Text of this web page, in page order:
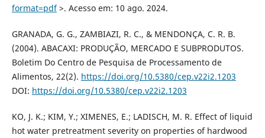
format=pdf>. Acesso em: 10 ago. 2024.
GRANADA, G. G., ZAMBIAZI, R. C., & MENDONÇA, C. R. B.
(2004). ABACAXI: PRODUÇÃO, MERCADO E SUBPRODUTOS.
Boletim Do Centro de Pesquisa de Processamento de
Alimentos, 22(2). https://doi.org/10.5380/cep.v22i2.1203
DOI: https://doi.org/10.5380/cep.v22i2.1203
KO, J. K.; KIM, Y.; XIMENES, E.; LADISCH, M. R. Effect of liquid
hot water pretreatment severity on properties of hardwood